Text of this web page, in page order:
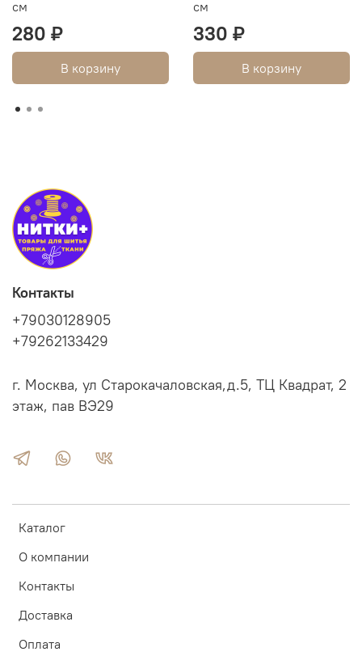
см
280 ₽
В корзину
см
330 ₽
В корзину
Каталог
О компании
Контакты
Доставка
Оплата
Контакты
+79030128905
+79262133429
г. Москва, ул Старокачаловская,д.5, ТЦ Квадрат, 2
этаж, пав ВЭ29